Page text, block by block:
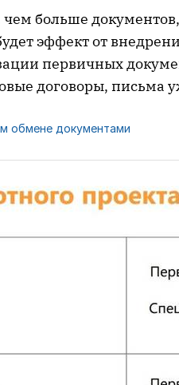
чем больше
эффект от
первичных
договоры, письма
обмене документами